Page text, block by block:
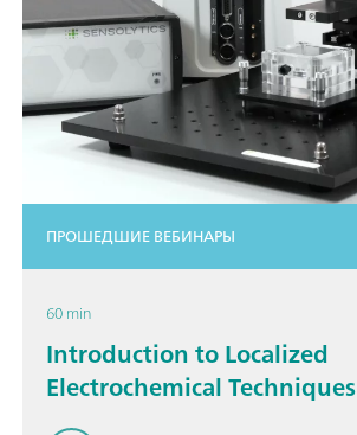
ПРОШЕДШИЕ ВЕБИНАРЫ
60 min
Introduction to Localized
Electrochemical Techniques